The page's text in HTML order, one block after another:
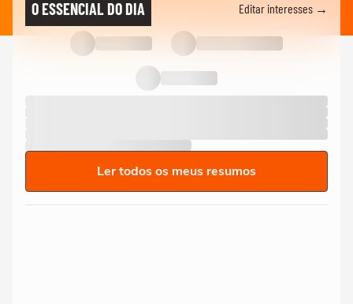
O ESSENCIAL DO DIA Editar interesses →
Ler todos os meus resumos